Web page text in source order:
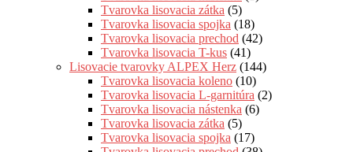
Tvarovka lisovacia zátka (5)
Tvarovka lisovacia spojka (18)
Tvarovka lisovacia prechod (42)
Tvarovka lisovacia T-kus (41)
Lisovacie tvarovky ALPEX Herz (144)
Tvarovka lisovacia koleno (10)
Tvarovka lisovacia L-garnitúra (2)
Tvarovka lisovacia nástenka (6)
Tvarovka lisovacia zátka (5)
Tvarovka lisovacia spojka (17)